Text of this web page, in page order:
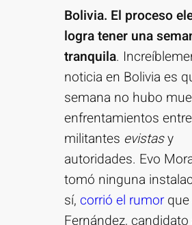
Bolivia. El proceso
logra tener una
tranquila.
noticia en Bolivia es
semana no hubo
enfrentamientos entre
militantes evistasy
autoridades. Evo
tomó ninguna
sí, corrió el rumorque
Fernández, candidato